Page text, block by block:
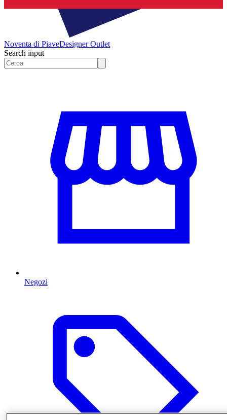
Noventa di PiaveDesigner Outlet
Search input
Negozi